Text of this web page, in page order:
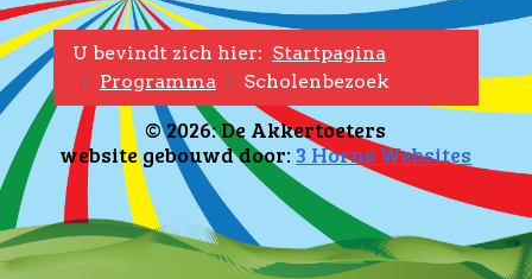
U bevindt zich hier: Startpagina
Programma
Scholenbezoek
© 2026: De Akkertoeters
website gebouwd door: 3 Horns Websites